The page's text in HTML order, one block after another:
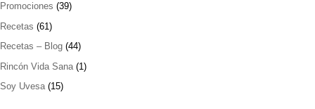
Promociones (39)
Recetas (61)
Recetas – Blog (44)
Rincón Vida Sana (1)
Soy Uvesa(15)